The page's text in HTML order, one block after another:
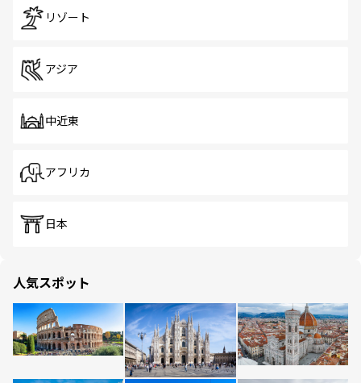
リゾート
アジア
中近東
アフリカ
日本
人気スポット